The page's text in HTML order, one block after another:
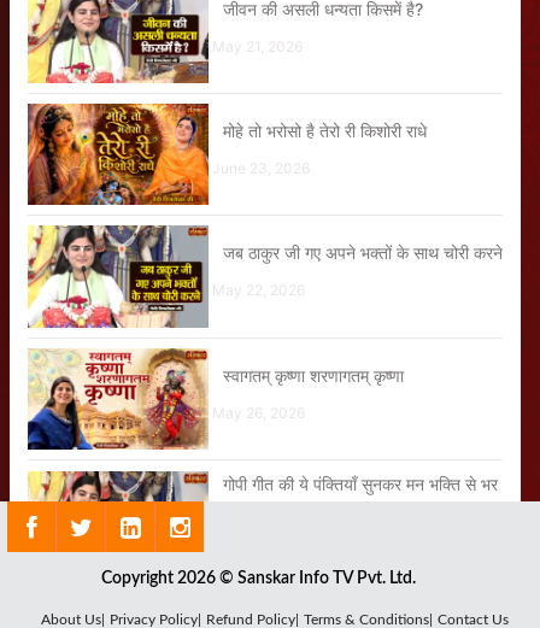
जीवन की असली धन्यता किसमें है?
May 21, 2026
मोहे तो भरोसो है तेरो री किशोरी राधे
June 23, 2026
जब ठाकुर जी गए अपने भक्तों के साथ चोरी करने
May 22, 2026
स्वागतम् कृष्णा शरणागतम् कृष्णा
May 26, 2026
गोपी गीत की ये पंक्तियाँ सुनकर मन भक्ति से भर
Copyright 2026 © Sanskar Info TV Pvt. Ltd.
About Us| Privacy Policy| Refund Policy| Terms & Conditions| Contact Us